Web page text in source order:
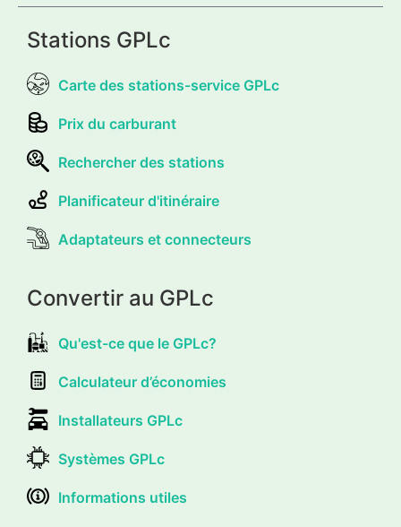
Stations GPLc
Carte des stations-service GPLc
Prix du carburant
Rechercher des stations
Planificateur d'itinéraire
Adaptateurs et connecteurs
Convertir au GPLc
Qu'est-ce que le GPLc?
Calculateur d’économies
Installateurs GPLc
Systèmes GPLc
Informations utiles